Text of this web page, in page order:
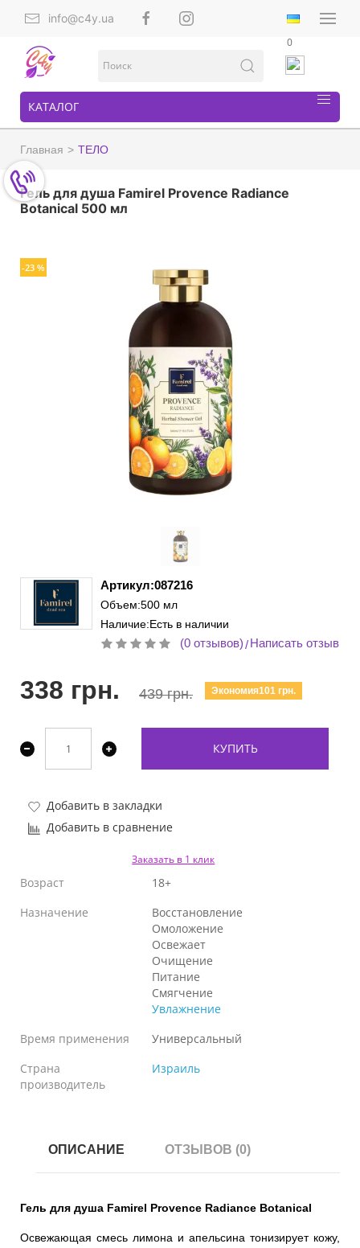
info@c4y.ua
0
КАТАЛОГ
Главная ТЕЛО
Гель для душа Famirel Provence Radiance
Botanical 500 мл
-23 %
Артикул:087216
Объем:500 мл
Наличие:Есть в наличии
(0 отзывов)/Написать отзыв
338 грн. 439 грн. Экономия101 грн.
КУПИТЬ
Добавить в закладки
Добавить в сравнение
Заказать в 1 клик
Возраст
18+
Назначение
Восстановление
Омоложение
Освежает
Очищение
Питание
Смягчение
Увлажнение
Время применения
Универсальный
Страна
производитель
Израиль
ОПИСАНИЕ ОТЗЫВОВ (0)
Гель для душа Famirel Provence Radiance Botanical
Освежающая смесь лимона и апельсина тонизирует кожу,